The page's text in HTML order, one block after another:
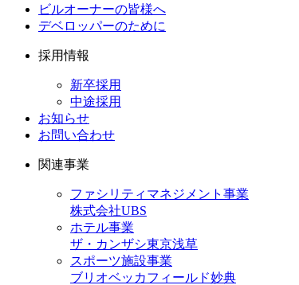
ビルオーナーの皆様へ
デベロッパーのために
採用情報
新卒採用
中途採用
お知らせ
お問い合わせ
関連事業
ファシリティマネジメント事業
株式会社UBS
ホテル事業
ザ・カンザシ東京浅草
スポーツ施設事業
ブリオベッカフィールド妙典